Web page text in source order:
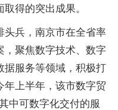
得的突出成果。
头兵，南京市在全省率
，聚焦数字技术、数字
据服务等领域，积极打
年上半年，该市数字贸
中可数字化交付的服